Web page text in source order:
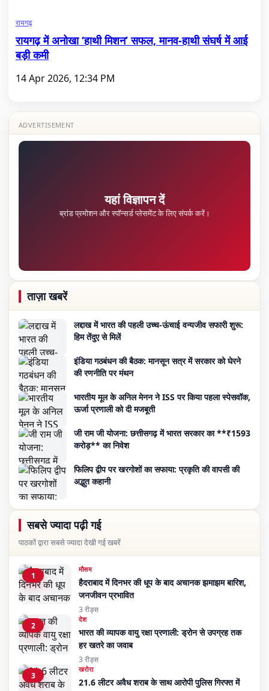
रायगढ़
रायगढ़ में अनोखा ‘हाथी मिशन’ सफल, मानव-हाथी संघर्ष में आई
बड़ी कमी
14 Apr 2026, 12:34 PM
ADVERTISEMENT
यहां विज्ञापन दें
ब्रांड प्रमोशन और स्पॉन्सर्ड प्लेसमेंट के लिए संपर्क करें।
ताज़ा खबरें
लद्दाख में भारत की पहली उच्च-ऊंचाई वन्यजीव सफारी शुरू:
हिम तेंदुए से मिलें
इंडिया गठबंधन की बैठक: मानसून सत्र में सरकार को घेरने
की रणनीति पर मंथन
भारतीय मूल के अनिल मेनन ने ISS पर किया पहला स्पेसवॉक,
ऊर्जा प्रणाली को दी मजबूती
जी राम जी योजना: छत्तीसगढ़ में भारत सरकार का **₹1593
करोड़** का निवेश
फिलिप द्वीप पर खरगोशों का सफाया: प्रकृति की वापसी की
अद्भुत कहानी
सबसे ज्यादा पढ़ी गई
पाठकों द्वारा सबसे ज्यादा देखी गई खबरें
1
मौसम
हैदराबाद में दिनभर की धूप के बाद अचानक झमाझम बारिश,
जनजीवन प्रभावित
3 रीड्स
2
देश
भारत की व्यापक वायु रक्षा प्रणाली: ड्रोन से उपग्रह तक
हर खतरे का जवाब
3 रीड्स
3
खरोरा
21.6 लीटर अवैध शराब के साथ आरोपी पुलिस गिरफ्त में